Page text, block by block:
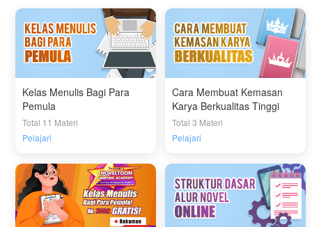
Kelas Menulis Bagi Para
Pemula
Total 11 Materi
Pelajari
Cara Membuat Kemasan
Karya Berkualitas Tinggi
Total 3 Materi
Pelajari